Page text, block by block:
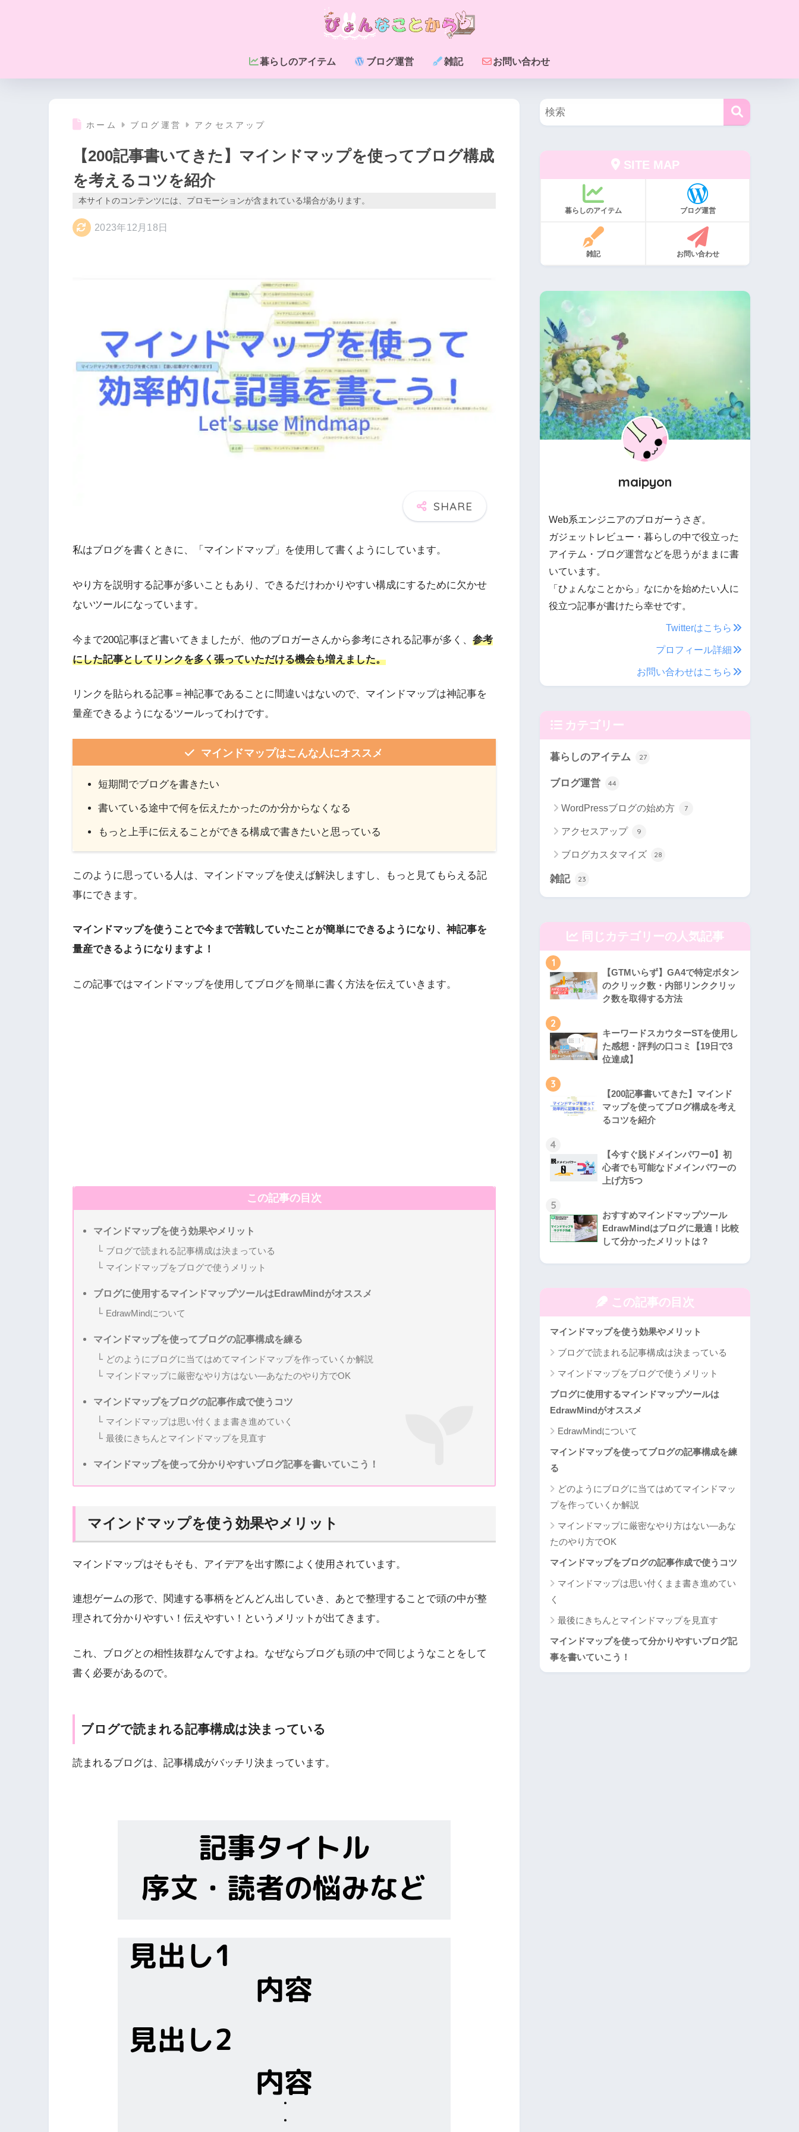
暮らしのアイテム ブログ運営 雑記 お問い合わせ
ホーム ブログ運営 アクセスアップ
【200記事書いてきた】マインドマップを使ってブログ構成
を考えるコツを紹介
本サイトのコンテンツには、プロモーションが含まれている場合があります。
2023年12月18日
私はブログを書くときに、「マインドマップ」を使用して書くようにしています。
やり方を説明する記事が多いこともあり、できるだけわかりやすい構成にするために欠かせ
ないツールになっています。
今まで200記事ほど書いてきましたが、他のブロガーさんから参考にされる記事が多く、 参考
にした記事としてリンクを多く張っていただける機会も増えました。
リンクを貼られる記事＝神記事であることに間違いはないので、マインドマップは神記事を
量産できるようになるツールってわけです。
マインドマップはこんな人にオススメ
短期間でブログを書きたい
書いている途中で何を伝えたかったのか分からなくなる
もっと上手に伝えることができる構成で書きたいと思っている
このように思っている人は、マインドマップを使えば解決しますし、もっと見てもらえる記
事にできます。
マインドマップを使うことで今まで苦戦していたことが簡単にできるようになり、神記事を
量産できるようになりますよ！
この記事ではマインドマップを使用してブログを簡単に書く方法を伝えていきます。
この記事の目次
マインドマップを使う効果やメリット
ブログで読まれる記事構成は決まっている
マインドマップをブログで使うメリット
ブログに使用するマインドマップツールはEdrawMindがオススメ
EdrawMindについて
マインドマップを使ってブログの記事構成を練る
どのようにブログに当てはめてマインドマップを作っていくか解説
マインドマップに厳密なやり方はない―あなたのやり方でOK
マインドマップをブログの記事作成で使うコツ
マインドマップは思い付くまま書き進めていく
最後にきちんとマインドマップを見直す
マインドマップを使って分かりやすいブログ記事を書いていこう！
マインドマップを使う効果やメリット
マインドマップはそもそも、アイデアを出す際によく使用されています。
連想ゲームの形で、関連する事柄をどんどん出していき、あとで整理することで頭の中が整
理されて分かりやすい！伝えやすい！というメリットが出てきます。
これ、ブログとの相性抜群なんですよね。なぜならブログも頭の中で同じようなことをして
書く必要があるので。
ブログで読まれる記事構成は決まっている
読まれるブログは、記事構成がバッチリ決まっています。
SITE MAP
暮らしのアイテム ブログ運営
雑記 お問い合わせ
maipyon
Web系エンジニアのブロガーうさぎ。
ガジェットレビュー・暮らしの中で役立った
アイテム・ブログ運営などを思うがままに書
いています。
「ひょんなことから」なにかを始めたい人に
役立つ記事が書けたら幸せです。
Twitterはこちら
プロフィール詳細
お問い合わせはこちら
カテゴリー
暮らしのアイテム 27
ブログ運営 44
WordPressブログの始め方 7
アクセスアップ 9
ブログカスタマイズ 28
雑記 23
同じカテゴリーの人気記事
1
【GTMいらず】GA4で特定ボタン
のクリック数・内部リンククリッ
ク数を取得する方法
2
キーワードスカウターSTを使用し
た感想・評判の口コミ【19日で3
位達成】
3
【200記事書いてきた】マインド
マップを使ってブログ構成を考え
るコツを紹介
4
【今すぐ脱ドメインパワー0】初
心者でも可能なドメインパワーの
上げ方5つ
5
おすすめマインドマップツール
EdrawMindはブログに最適！比較
して分かったメリットは？
この記事の目次
マインドマップを使う効果やメリット
ブログで読まれる記事構成は決まっている
マインドマップをブログで使うメリット
ブログに使用するマインドマップツールは
EdrawMindがオススメ
EdrawMindについて
マインドマップを使ってブログの記事構成を練
る
どのようにブログに当てはめてマインドマッ
プを作っていくか解説
マインドマップに厳密なやり方はない―あな
たのやり方でOK
マインドマップをブログの記事作成で使うコツ
マインドマップは思い付くまま書き進めてい
く
最後にきちんとマインドマップを見直す
マインドマップを使って分かりやすいブログ記
事を書いていこう！